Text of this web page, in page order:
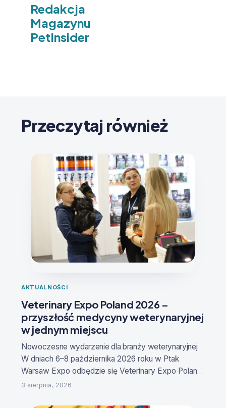
Redakcja
Magazynu
PetInsider
Przeczytaj również
AKTUALNOŚCI
Veterinary Expo Poland 2026 –
przyszłość medycyny weterynaryjnej
w jednym miejscu
Nowoczesne wydarzenie dla branży weterynaryjnej
W dniach 6–8 października 2026 roku w Ptak
Warsaw Expo odbędzie się Veterinary Expo Poland
– Targi Produktów i Innowacji dla Medycyny
3 sierpnia, 2026